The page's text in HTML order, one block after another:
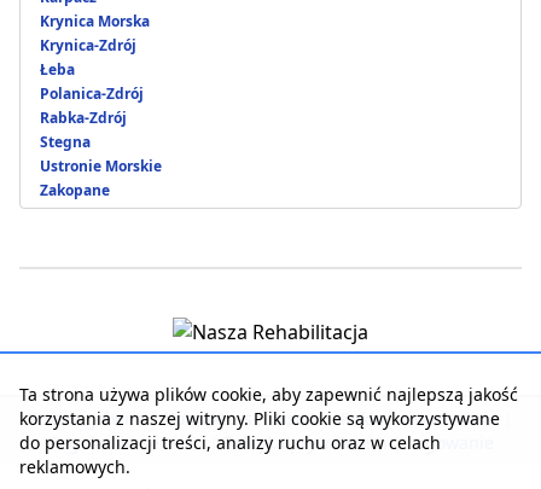
Krynica Morska
Krynica-Zdrój
Łeba
Polanica-Zdrój
Rabka-Zdrój
Stegna
Ustronie Morskie
Zakopane
Strona główna | Kontakt z serwisem | Reklama w serwisie
Regulamin serwisu | Polityka prywatności | Logowanie
Ta strona używa plików cookie, aby zapewnić najlepszą jakość
korzystania z naszej witryny. Pliki cookie są wykorzystywane
do personalizacji treści, analizy ruchu oraz w celach
reklamowych.